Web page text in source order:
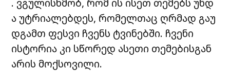
ა უტრიალებდეს, რომელთაც ღრმად გაუ
დგამთ ფესვი ჩვენს ტვინებში. ჩვენი
ისტორია კი სწორედ ასეთი თემებისგან
არის მოქსოვილი.